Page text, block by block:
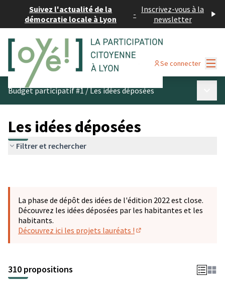
Suivez l'actualité de la
démocratie locale à Lyon
- Inscrivez-vous à la
newsletter
Se connecter
Budget participatif #1/Les idées déposées
Les idées déposées
Filtrer et rechercher
La phase de dépôt des idées de l'édition 2022 est close.
Découvrez les idées déposées par les habitantes et les
habitants.
Découvrez ici les projets lauréats !
310 propositions